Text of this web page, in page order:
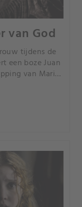
van God
tijdens de
een boze Juan
van Maria